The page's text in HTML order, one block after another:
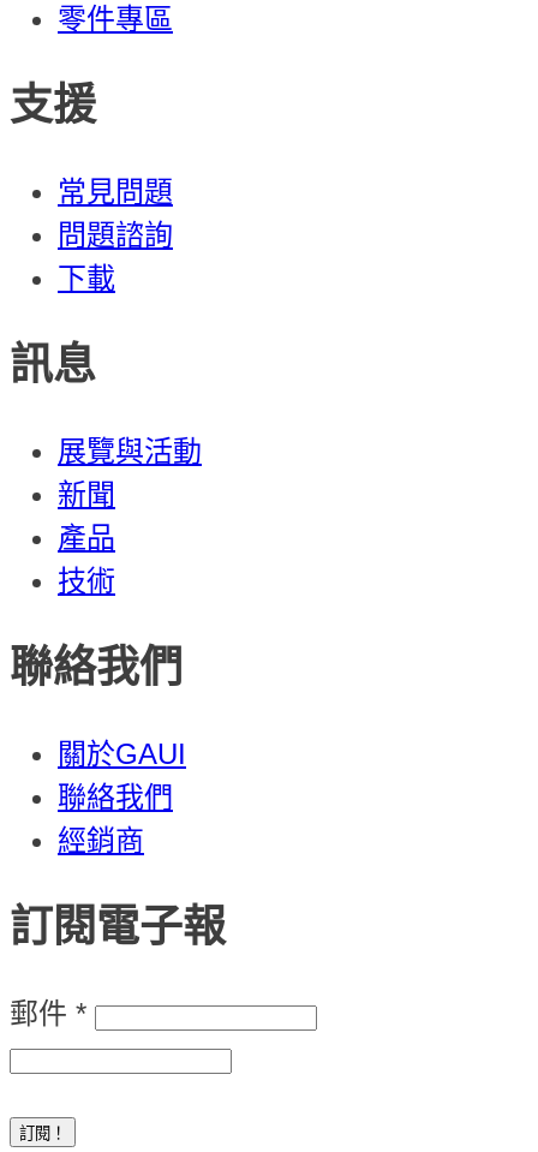
零件專區
支援
常見問題
問題諮詢
下載
訊息
展覽與活動
新聞
產品
技術
聯絡我們
關於GAUI
聯絡我們
經銷商
訂閱電子報
郵件 *